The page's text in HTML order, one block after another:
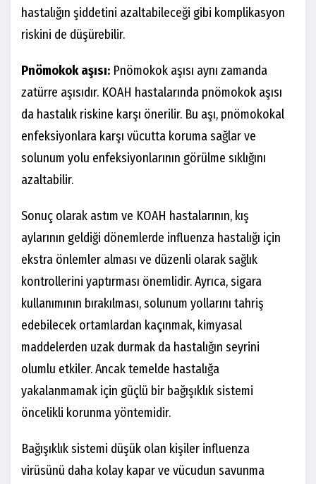
hastalığın şiddetini azaltabileceği gibi komplikasyon
riskini de düşürebilir.
Pnömokok aşısı: Pnömokok aşısı aynı zamanda
zatürre aşısıdır. KOAH hastalarında pnömokok aşısı
da hastalık riskine karşı önerilir. Bu aşı, pnömokokal
enfeksiyonlara karşı vücutta koruma sağlar ve
solunum yolu enfeksiyonlarının görülme sıklığını
azaltabilir.
Sonuç olarak astım ve KOAH hastalarının, kış
aylarının geldiği dönemlerde influenza hastalığı için
ekstra önlemler alması ve düzenli olarak sağlık
kontrollerini yaptırması önemlidir. Ayrıca, sigara
kullanımının bırakılması, solunum yollarını tahriş
edebilecek ortamlardan kaçınmak, kimyasal
maddelerden uzak durmak da hastalığın seyrini
olumlu etkiler. Ancak temelde hastalığa
yakalanmamak için güçlü bir bağışıklık sistemi
öncelikli korunma yöntemidir.
Bağışıklık sistemi düşük olan kişiler influenza
virüsünü daha kolay kapar ve vücudun savunma